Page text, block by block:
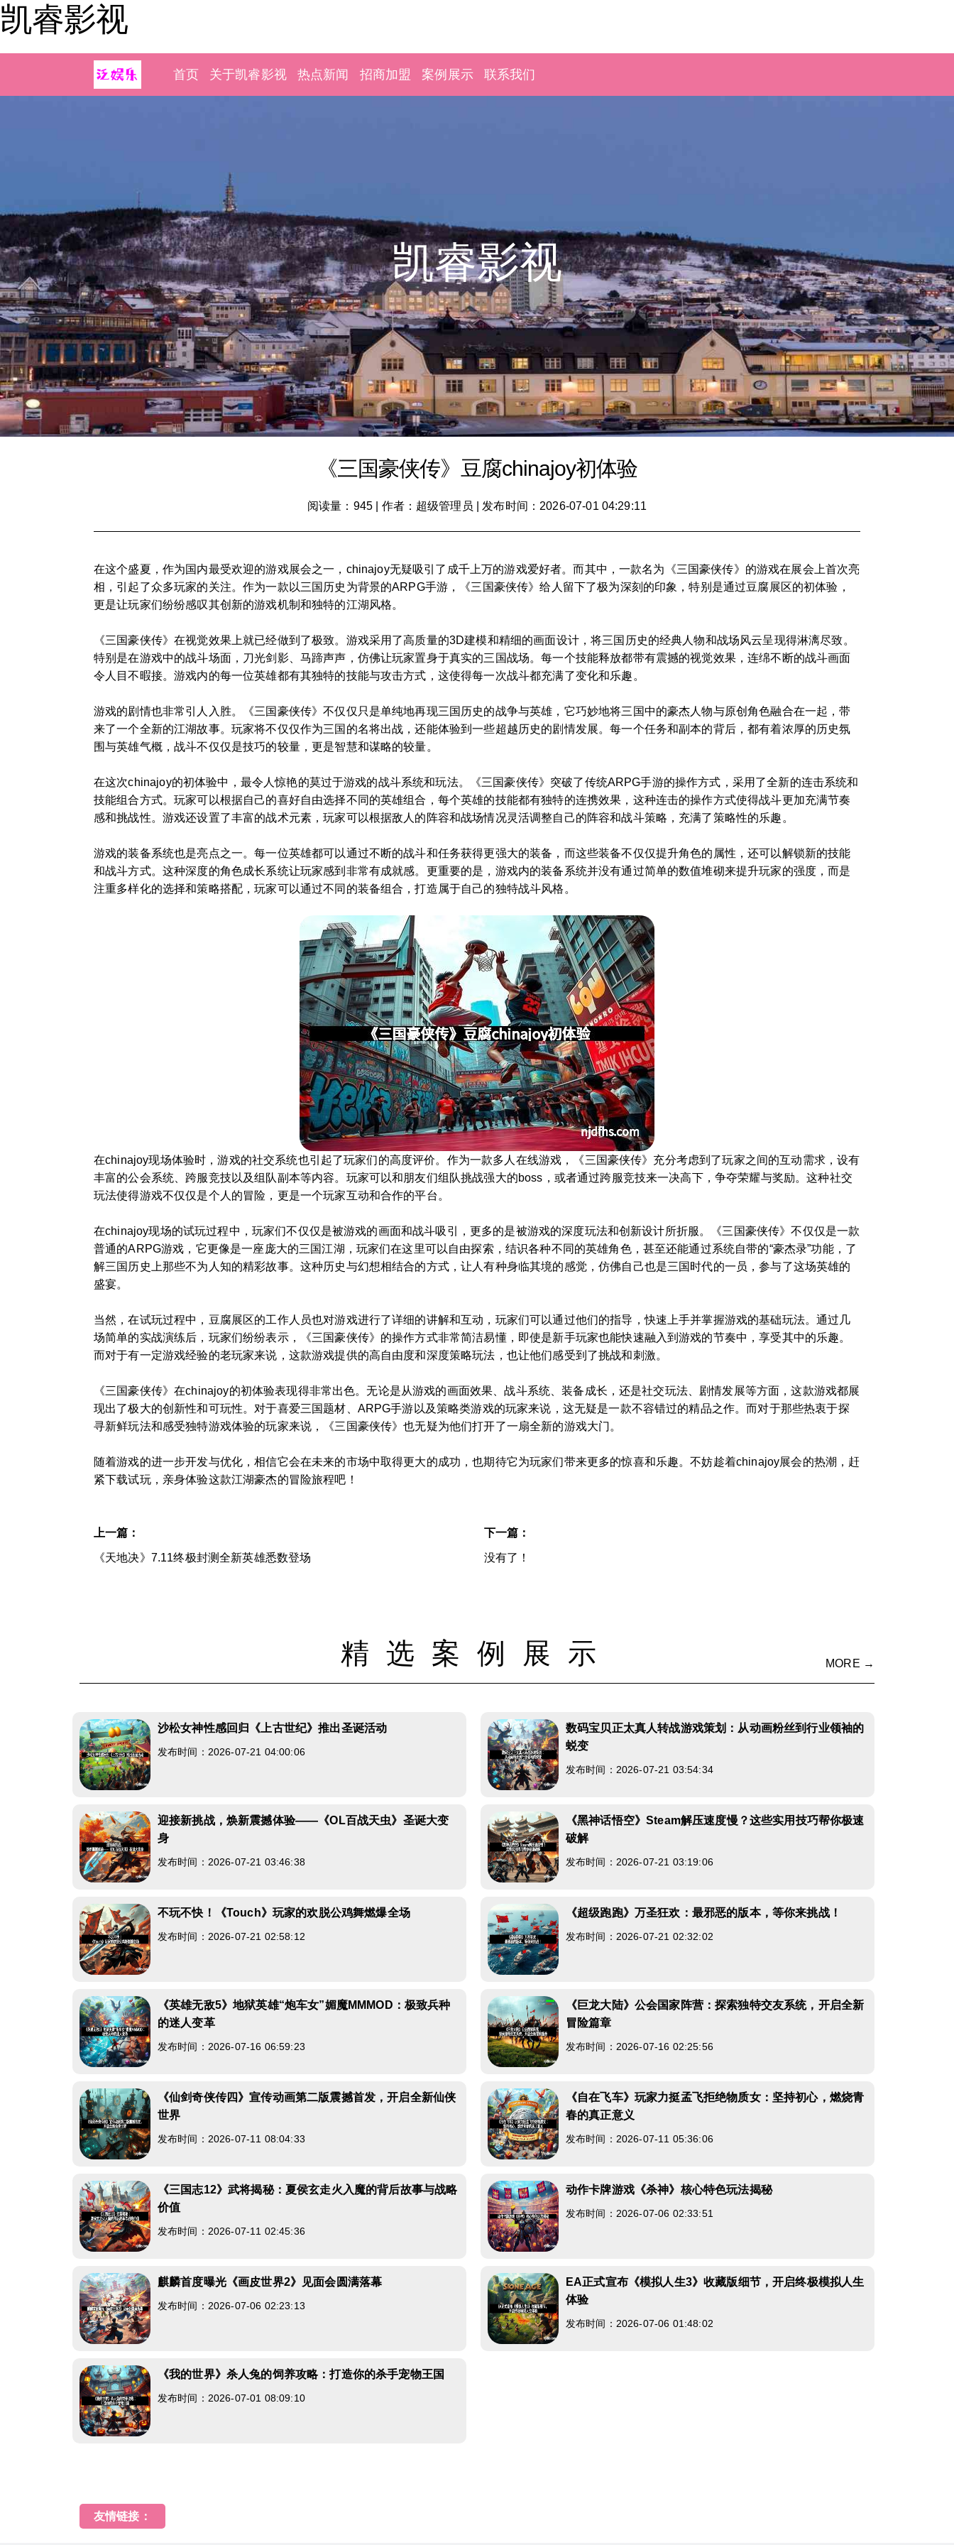
凯睿影视
首页 关于凯睿影视 热点新闻 招商加盟 案例展示 联系我们
凯睿影视
《三国豪侠传》豆腐chinajoy初体验
阅读量：945 作者：超级管理员 发布时间：2026-07-01 04:29:11
在这个盛夏，作为国内最受欢迎的游戏展会之一，chinajoy无疑吸引了成千上万的游戏爱好者。而其中，一款名为《三国豪侠传》的游戏在展会上首次亮
相，引起了众多玩家的关注。作为一款以三国历史为背景的ARPG手游，《三国豪侠传》给人留下了极为深刻的印象，特别是通过豆腐展区的初体验，
更是让玩家们纷纷感叹其创新的游戏机制和独特的江湖风格。
《三国豪侠传》在视觉效果上就已经做到了极致。游戏采用了高质量的3D建模和精细的画面设计，将三国历史的经典人物和战场风云呈现得淋漓尽致。
特别是在游戏中的战斗场面，刀光剑影、马蹄声声，仿佛让玩家置身于真实的三国战场。每一个技能释放都带有震撼的视觉效果，连绵不断的战斗画面
令人目不暇接。游戏内的每一位英雄都有其独特的技能与攻击方式，这使得每一次战斗都充满了变化和乐趣。
游戏的剧情也非常引人入胜。《三国豪侠传》不仅仅只是单纯地再现三国历史的战争与英雄，它巧妙地将三国中的豪杰人物与原创角色融合在一起，带
来了一个全新的江湖故事。玩家将不仅仅作为三国的名将出战，还能体验到一些超越历史的剧情发展。每一个任务和副本的背后，都有着浓厚的历史氛
围与英雄气概，战斗不仅仅是技巧的较量，更是智慧和谋略的较量。
在这次chinajoy的初体验中，最令人惊艳的莫过于游戏的战斗系统和玩法。《三国豪侠传》突破了传统ARPG手游的操作方式，采用了全新的连击系统和
技能组合方式。玩家可以根据自己的喜好自由选择不同的英雄组合，每个英雄的技能都有独特的连携效果，这种连击的操作方式使得战斗更加充满节奏
感和挑战性。游戏还设置了丰富的战术元素，玩家可以根据敌人的阵容和战场情况灵活调整自己的阵容和战斗策略，充满了策略性的乐趣。
游戏的装备系统也是亮点之一。每一位英雄都可以通过不断的战斗和任务获得更强大的装备，而这些装备不仅仅提升角色的属性，还可以解锁新的技能
和战斗方式。这种深度的角色成长系统让玩家感到非常有成就感。更重要的是，游戏内的装备系统并没有通过简单的数值堆砌来提升玩家的强度，而是
注重多样化的选择和策略搭配，玩家可以通过不同的装备组合，打造属于自己的独特战斗风格。
在chinajoy现场体验时，游戏的社交系统也引起了玩家们的高度评价。作为一款多人在线游戏，《三国豪侠传》充分考虑到了玩家之间的互动需求，设有
丰富的公会系统、跨服竞技以及组队副本等内容。玩家可以和朋友们组队挑战强大的boss，或者通过跨服竞技来一决高下，争夺荣耀与奖励。这种社交
玩法使得游戏不仅仅是个人的冒险，更是一个玩家互动和合作的平台。
在chinajoy现场的试玩过程中，玩家们不仅仅是被游戏的画面和战斗吸引，更多的是被游戏的深度玩法和创新设计所折服。《三国豪侠传》不仅仅是一款
普通的ARPG游戏，它更像是一座庞大的三国江湖，玩家们在这里可以自由探索，结识各种不同的英雄角色，甚至还能通过系统自带的“豪杰录”功能，了
解三国历史上那些不为人知的精彩故事。这种历史与幻想相结合的方式，让人有种身临其境的感觉，仿佛自己也是三国时代的一员，参与了这场英雄的
盛宴。
当然，在试玩过程中，豆腐展区的工作人员也对游戏进行了详细的讲解和互动，玩家们可以通过他们的指导，快速上手并掌握游戏的基础玩法。通过几
场简单的实战演练后，玩家们纷纷表示，《三国豪侠传》的操作方式非常简洁易懂，即使是新手玩家也能快速融入到游戏的节奏中，享受其中的乐趣。
而对于有一定游戏经验的老玩家来说，这款游戏提供的高自由度和深度策略玩法，也让他们感受到了挑战和刺激。
《三国豪侠传》在chinajoy的初体验表现得非常出色。无论是从游戏的画面效果、战斗系统、装备成长，还是社交玩法、剧情发展等方面，这款游戏都展
现出了极大的创新性和可玩性。对于喜爱三国题材、ARPG手游以及策略类游戏的玩家来说，这无疑是一款不容错过的精品之作。而对于那些热衷于探
寻新鲜玩法和感受独特游戏体验的玩家来说，《三国豪侠传》也无疑为他们打开了一扇全新的游戏大门。
随着游戏的进一步开发与优化，相信它会在未来的市场中取得更大的成功，也期待它为玩家们带来更多的惊喜和乐趣。不妨趁着chinajoy展会的热潮，赶
紧下载试玩，亲身体验这款江湖豪杰的冒险旅程吧！
上一篇：
《天地决》7.11终极封测全新英雄悉数登场
下一篇：
没有了！
精选案例展示 MORE →
沙松女神性感回归《上古世纪》推出圣诞活动
发布时间：2026-07-21 04:00:06
数码宝贝正太真人转战游戏策划：从动画粉丝到行业领袖的
蜕变
发布时间：2026-07-21 03:54:34
迎接新挑战，焕新震撼体验——《OL百战天虫》圣诞大变
身
发布时间：2026-07-21 03:46:38
《黑神话悟空》Steam解压速度慢？这些实用技巧帮你极速
破解
发布时间：2026-07-21 03:19:06
不玩不快！《Touch》玩家的欢脱公鸡舞燃爆全场
发布时间：2026-07-21 02:58:12
《超级跑跑》万圣狂欢：最邪恶的版本，等你来挑战！
发布时间：2026-07-21 02:32:02
《英雄无敌5》地狱英雄“炮车女”媚魔MMMOD：极致兵种
的迷人变革
发布时间：2026-07-16 06:59:23
《巨龙大陆》公会国家阵营：探索独特交友系统，开启全新
冒险篇章
发布时间：2026-07-16 02:25:56
《仙剑奇侠传四》宣传动画第二版震撼首发，开启全新仙侠
世界
发布时间：2026-07-11 08:04:33
《自在飞车》玩家力挺孟飞拒绝物质女：坚持初心，燃烧青
春的真正意义
发布时间：2026-07-11 05:36:06
《三国志12》武将揭秘：夏侯玄走火入魔的背后故事与战略
价值
发布时间：2026-07-11 02:45:36
动作卡牌游戏《杀神》核心特色玩法揭秘
发布时间：2026-07-06 02:33:51
麒麟首度曝光《画皮世界2》见面会圆满落幕
发布时间：2026-07-06 02:23:13
EA正式宣布《模拟人生3》收藏版细节，开启终极模拟人生
体验
发布时间：2026-07-06 01:48:02
《我的世界》杀人兔的饲养攻略：打造你的杀手宠物王国
发布时间：2026-07-01 08:09:10
友情链接：